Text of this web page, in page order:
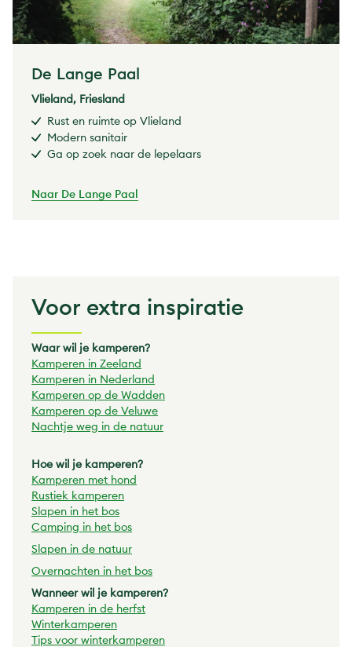
De Lange Paal
Vlieland, Friesland
Rust en ruimte op Vlieland
Modern sanitair
Ga op zoek naar de lepelaars
Naar De Lange Paal
Voor extra inspiratie
Waar wil je kamperen?
Kamperen in Zeeland
Kamperen in Nederland
Kamperen op de Wadden
Kamperen op de Veluwe
Nachtje weg in de natuur
Hoe wil je kamperen?
Kamperen met hond
Rustiek kamperen
Slapen in het bos
Camping in het bos
Slapen in de natuur
Overnachten in het bos
Wanneer wil je kamperen?
Kamperen in de herfst
Winterkamperen
Tips voor winterkamperen